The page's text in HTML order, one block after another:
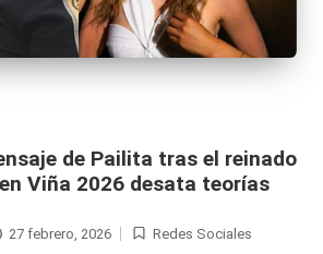
de Pailita tras el reinado
Viña 2026 desata teorías
27 febrero, 2026
Publicada
Redes Sociales